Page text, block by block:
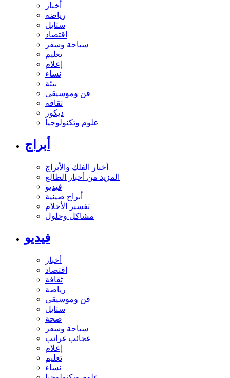
أخبار
رياضة
ستايل
اقتصاد
سياحة وسفر
تعليم
إعلام
نساء
بيئة
فن وموسيقى
ثقافة
ديكور
علوم وتكنولوجيا
أبراج
أخبار الفلك والأبراج
المزيد من أخبار الطالع
فيديو
أبراج صينية
تفسير الأحلام
مشاكل وحلول
فيديو
أخبار
اقتصاد
ثقافة
رياضة
فن وموسيقى
ستايل
صحة
سياحة وسفر
عجائب غرائب
إعلام
تعليم
نساء